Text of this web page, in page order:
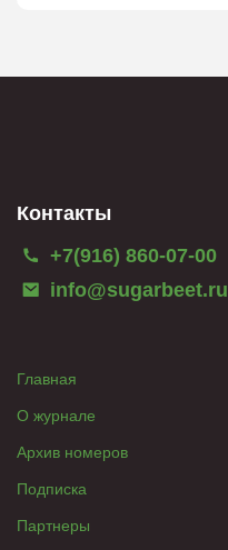
Контакты
+7(916) 860-07-00
info@sugarbeet.ru
Главная
О журнале
Архив номеров
Подписка
Партнеры